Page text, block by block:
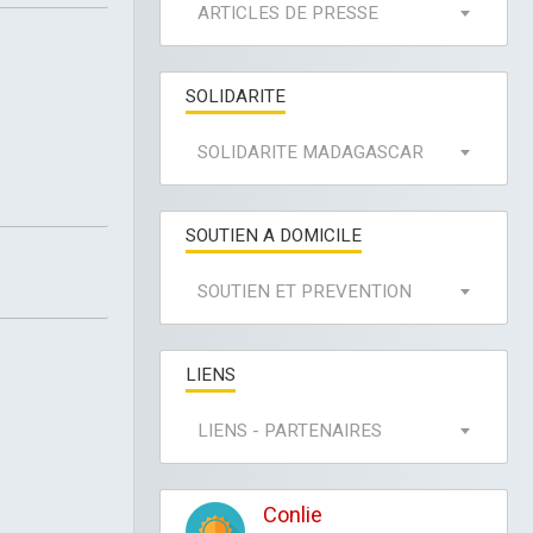
ARTICLES DE PRESSE
SOLIDARITE
SOLIDARITE MADAGASCAR
SOUTIEN A DOMICILE
SOUTIEN ET PREVENTION
LIENS
LIENS - PARTENAIRES
Conlie